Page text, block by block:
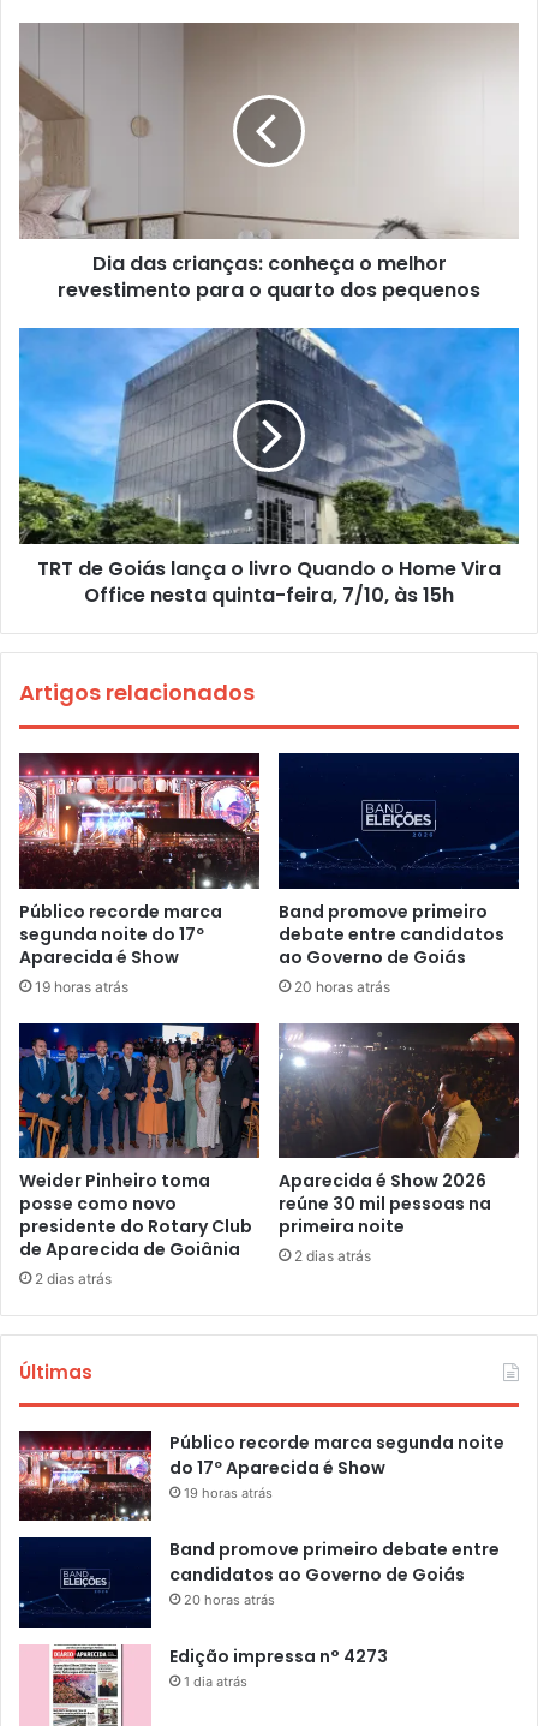
Dia das crianças: conheça o melhor
revestimento para o quarto dos pequenos
TRT de Goiás lança o livro Quando o Home Vira
Office nesta quinta-feira, 7/10, às 15h
Artigos relacionados
Público recorde marca
segunda noite do 17º
Aparecida é Show
19 horas atrás
Band promove primeiro
debate entre candidatos
ao Governo de Goiás
20 horas atrás
Weider Pinheiro toma
posse como novo
presidente do Rotary Club
de Aparecida de Goiânia
2 dias atrás
Aparecida é Show 2026
reúne 30 mil pessoas na
primeira noite
2 dias atrás
Últimas
Público recorde marca segunda noite
do 17º Aparecida é Show
19 horas atrás
Band promove primeiro debate entre
candidatos ao Governo de Goiás
20 horas atrás
Edição impressa n° 4273
1 dia atrás